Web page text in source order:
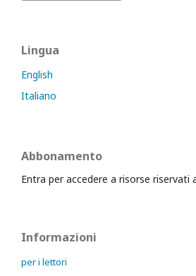
Lingua
English
Italiano
Abbonamento
Entra per accedere a risorse riservati
Informazioni
per i lettori